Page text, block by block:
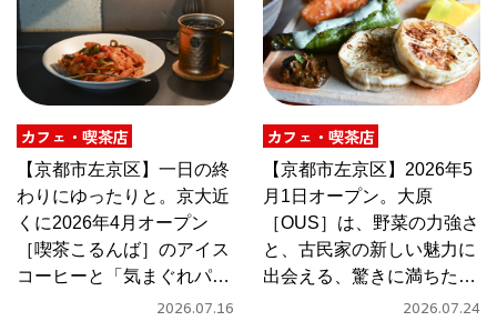
カフェ・喫茶店
【京都市左京区】一日の終
わりにゆったりと。京大近
くに2026年4月オープン
［喫茶こるんば］のアイス
コーヒーと「気まぐれパス
2026.07.16
カフェ・喫茶店
【京都市左京区】2026年5
月1日オープン。大原
［OUS］は、野菜の力強さ
と、古民家の新しい魅力に
出会える、驚きに満ちたカ
2026.07.24